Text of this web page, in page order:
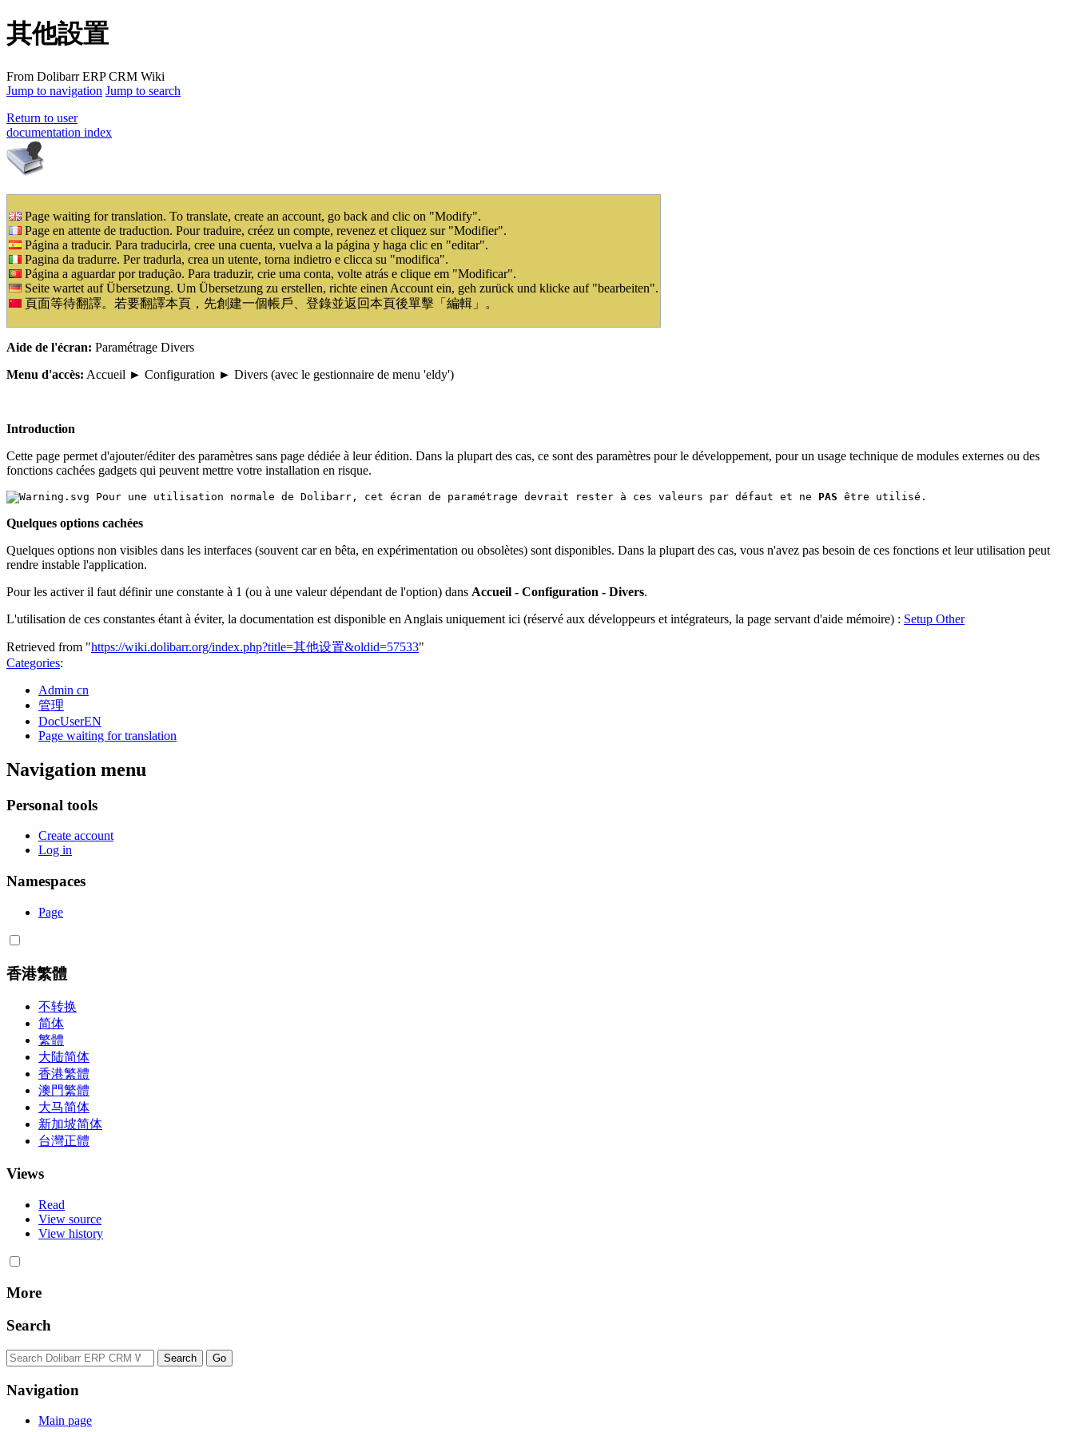
其他設置
From Dolibarr ERP CRM Wiki
Jump to navigation Jump to search
Return to user
documentation index
Page waiting for translation. To translate, create an account, go back and clic on "Modify".
Page en attente de traduction. Pour traduire, créez un compte, revenez et cliquez sur "Modifier".
Página a traducir. Para traducirla, cree una cuenta, vuelva a la página y haga clic en "editar".
Pagina da tradurre. Per tradurla, crea un utente, torna indietro e clicca su "modifica".
Página a aguardar por tradução. Para traduzir, crie uma conta, volte atrás e clique em "Modificar".
Seite wartet auf Übersetzung. Um Übersetzung zu erstellen, richte einen Account ein, geh zurück und klicke auf "bearbeiten".
頁面等待翻譯。若要翻譯本頁，先創建一個帳戶、登錄並返回本頁後單擊「編輯」。
Aide de l'écran: Paramétrage Divers
Menu d'accès: Accueil ► Configuration ► Divers (avec le gestionnaire de menu 'eldy')
Introduction
Cette page permet d'ajouter/éditer des paramètres sans page dédiée à leur édition. Dans la plupart des cas, ce sont des paramètres pour le développement, pour un usage technique de modules externes ou des
fonctions cachées gadgets qui peuvent mettre votre installation en risque.
Pour une utilisation normale de Dolibarr, cet écran de paramétrage devrait rester à ces valeurs par défaut et ne PAS
Quelques options cachées
Quelques options non visibles dans les interfaces (souvent car en bêta, en expérimentation ou obsolètes) sont disponibles. Dans la plupart des cas, vous n'avez pas besoin de ces fonctions et leur utilisation peut
rendre instable l'application.
Pour les activer il faut définir une constante à 1 (ou à une valeur dépendant de l'option) dans Accueil - Configuration - Divers.
L'utilisation de ces constantes étant à éviter, la documentation est disponible en Anglais uniquement ici (réservé aux développeurs et intégrateurs, la page servant d'aide mémoire) : Setup Other
Retrieved from "https://wiki.dolibarr.org/index.php?title=其他设置&oldid=57533"
Categories:
Admin cn
管理
DocUserEN
Page waiting for translation
Navigation menu
Personal tools
Create account
Log in
Namespaces
Page
香港繁體
不转换
简体
繁體
大陆简体
香港繁體
澳門繁體
大马简体
新加坡简体
台灣正體
Views
Read
View source
View history
More
Search
Navigation
Main page